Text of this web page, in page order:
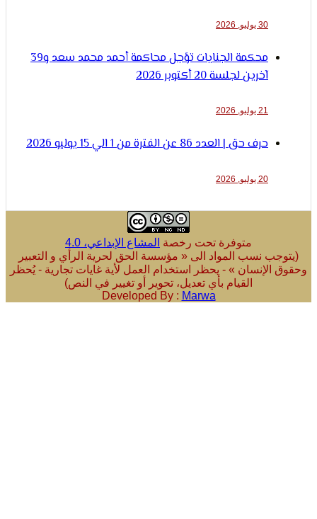
محكمة الجنايات تؤجل محاكمة أحمد محمد سعد و39
آخرين لجلسة 20 أكتوبر 2026
حرف حق | العدد 86 عن الفترة من 1 الي 15 يوليو 2026
متوفرة تحت رخصةالمشاع الإبداعي، 4.0
نسب المواد الى « مؤسسة الحق لحرية الرأي و التعبير
» - يحظر استخدام العمل لأية غايات تجارية - يُحظر
القيام بأي تعديل، تحوير أو تغيير في النص)
Developed By :